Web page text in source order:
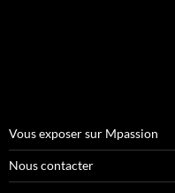
Vous exposer sur Mpassion
Nous contacter